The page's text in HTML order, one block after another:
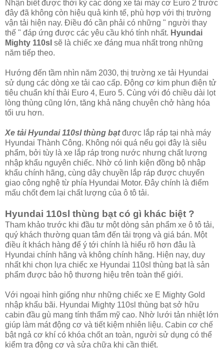
Nhận biết được thời kỳ các dòng xe tải máy cơ Euro 2 trước
đây đã không còn hiệu quả kinh tế, phù hợp với thị trường
vận tải hiện nay. Điều đó cần phải có những " người thay
thế " đáp ứng được các yêu cầu khó tính nhất. Hyundai
Mighty 110sl sẽ là chiếc xe đáng mua nhất trong những
năm tiếp theo.
Hướng đến tầm nhìn năm 2030, thị trường xe tải Hyundai
sử dụng các dòng xe tải cao cấp. Động cơ kim phun điện tử
tiêu chuẩn khí thải Euro 4, Euro 5. Cùng với đó chiều dài lọt
lòng thùng cũng lớn, tăng khả năng chuyên chở hàng hóa
tối ưu hơn.
Xe tải Hyundai 110sl thùng bạtđược lắp ráp tại nhà máy
Hyundai Thành Công. Không nói quá nếu gọi đây là siêu
phẩm, bởi tùy là xe lắp ráp trong nước nhưng chất lượng
nhập khẩu nguyên chiếc. Nhờ có linh kiện đồng bộ nhập
khẩu chính hãng, cùng dây chuyền lắp ráp được chuyển
giao công nghệ từ phía Hyundai Motor. Đây chính là điểm
mấu chốt đem lại chất lượng của ô tô tải.
Hyundai 110sl thùng bạt có gì khác biệt ?
Tham khảo trước khi đầu tư một dòng sản phẩm xe ô tô tải,
quý khách thường quan tâm đến tải trọng và giá bán. Một
điều ít khách hàng để ý tới chính là hiểu rõ hơn đâu là
Hyundai chính hãng và không chính hãng. Hiện nay, duy
nhất khi chọn lựa chiếc xe Hyundai 110sl thùng bạt là sản
phẩm được bảo hộ thương hiệu trên toàn thế giới.
Với ngoại hình giống như những chiếc xe E Mighty Gold
nhập khẩu bãi. Hyundai Mighty 110sl thùng bạt sở hữu
cabin đầu gù mang tính thẩm mỹ cao. Nhờ lưới tản nhiệt lớn
giúp làm mát động cơ và tiết kiệm nhiên liệu. Cabin cơ chế
bật ngả cơ khí có khóa chốt an toàn, người sử dụng có thể
kiểm tra động cơ và sửa chữa khi cần thiết.